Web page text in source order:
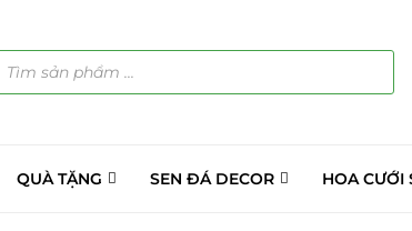
QUÀ TẶNG SEN ĐÁ DECOR HOA CƯỚI